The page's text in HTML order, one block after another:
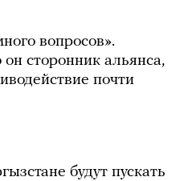
вопросов».
сторонник альянса,
почти
будут пускать